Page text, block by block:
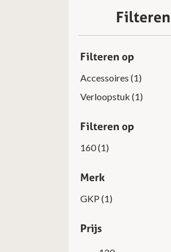
Filteren
Filteren op
Accessoires (1)
Verloopstuk (1)
Filteren op
160(1)
Merk
GKP (1)
Prijs